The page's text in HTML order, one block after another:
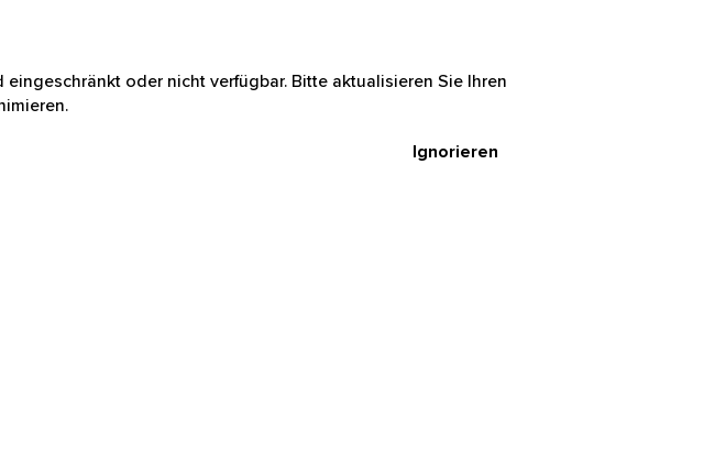
oder nicht verfügbar. Bitte aktualisieren Sie Ihren
Ignorieren